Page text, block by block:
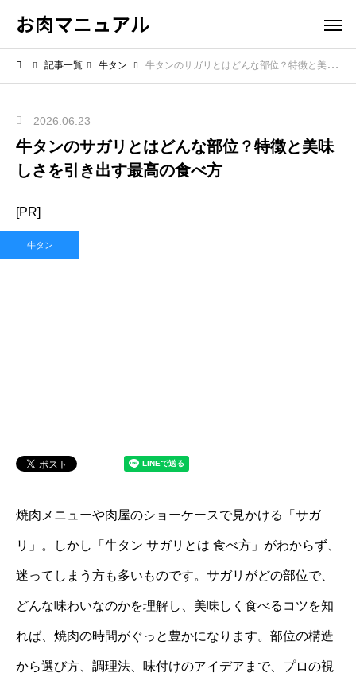
お肉マニュアル
記事一覧 牛タン 牛タンのサガリとはどんな部位？特徴と美味しさを引き出す最高の食べ方
2026.06.23
牛タンのサガリとはどんな部位？特徴と美味
しさを引き出す最高の食べ方
[PR]
牛タン
焼肉メニューや肉屋のショーケースで見かける「サガ
リ」。しかし「牛タン サガリとは 食べ方」がわからず、
迷ってしまう方も多いものです。サガリがどの部位で、
どんな味わいなのかを理解し、美味しく食べるコツを知
れば、焼肉の時間がぐっと豊かになります。部位の構造
から選び方、調理法、味付けのアイデアまで、プロの視